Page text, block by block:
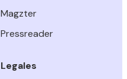
Magzter
Pressreader
Legales